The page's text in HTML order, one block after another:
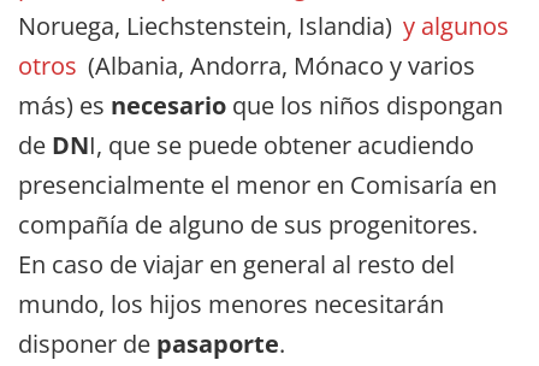
Noruega, Liechstenstein, Islandia) y algunos
otros (Albania, Andorra, Mónaco y varios
más) es necesario que los niños dispongan
de DNI, que se puede obtener acudiendo
presencialmente el menor en Comisaría en
compañía de alguno de sus progenitores.
En caso de viajar en general al resto del
mundo, los hijos menores necesitarán
disponer de pasaporte.